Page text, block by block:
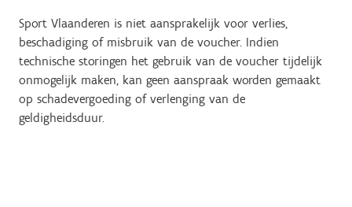
Sport Vlaanderen is niet aansprakelijk voor verlies,
beschadiging of misbruik van de voucher. Indien
technische storingen het gebruik van de voucher tijdelijk
onmogelijk maken, kan geen aanspraak worden gemaakt
op schadevergoeding of verlenging van de
geldigheidsduur.